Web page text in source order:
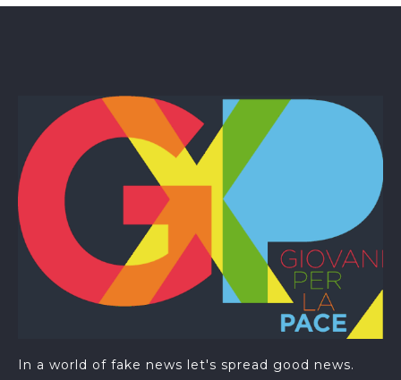
In a world of fake news let's spread good news.